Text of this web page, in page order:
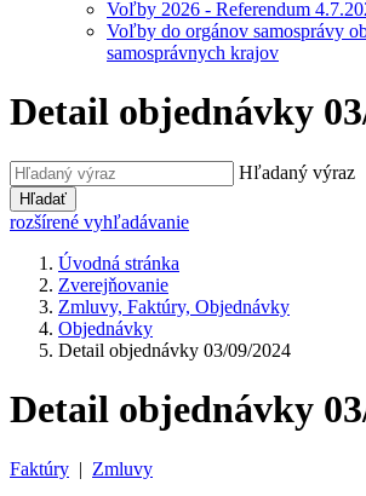
Voľby 2026 - Referendum
Voľby do orgánov samosprávy
samosprávnych krajov
Detail objednávky
Hľadaný výraz
Hľadať
rozšírené vyhľadávanie
Úvodná stránka
Zverejňovanie
Zmluvy, Faktúry, Objednávky
Objednávky
Detail objednávky 03/09/2024
Detail objednávky
Faktúry | Zmluvy